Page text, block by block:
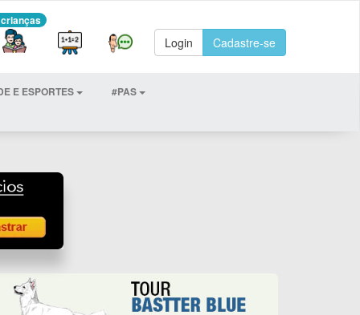
Login Cadastre-se
E ESPORTES #PAS